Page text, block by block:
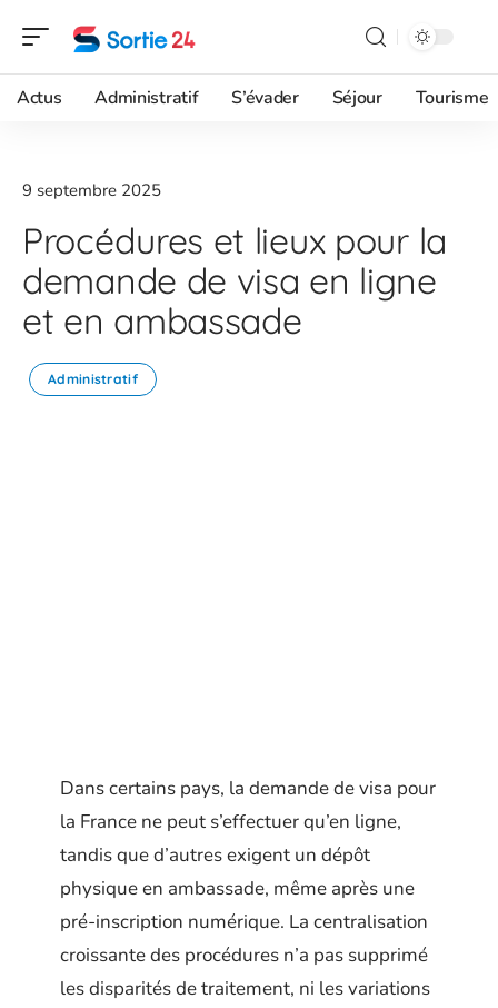
Actus Administratif S’évader Séjour Tourisme
9 septembre 2025
Procédures et lieux pour la
demande de visa en ligne
et en ambassade
Administratif
Dans certains pays, la demande de visa pour
la France ne peut s’effectuer qu’en ligne,
tandis que d’autres exigent un dépôt
physique en ambassade, même après une
pré-inscription numérique. La centralisation
croissante des procédures n’a pas supprimé
les disparités de traitement, ni les variations